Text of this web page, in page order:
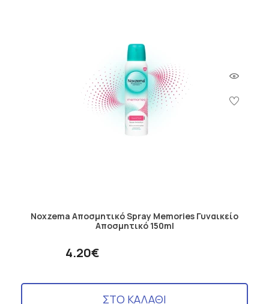
Noxzema Αποσμητικό Spray Memories Γυναικείο
Αποσμητικό 150ml
4.20€
ΣΤΟ ΚΑΛΑΘΙ